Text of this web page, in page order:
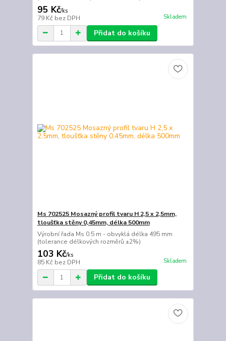
95 Kč/ks
79 Kč bez DPH Skladem
Přidat do košíku
Ms 702525 Mosazný profil tvaru H 2,5 x 2,5mm,
tloušťka stěny 0,45mm, délka 500mm
Výrobní řada Ms 0.5 m - obvyklá délka 495 mm
(tolerance délkových rozměrů ±2%)
103 Kč/ks
85 Kč bez DPH Skladem
Přidat do košíku